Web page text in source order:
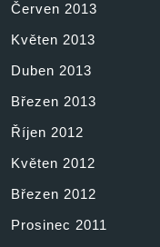
Červen 2013
Květen 2013
Duben 2013
Březen 2013
Říjen 2012
Květen 2012
Březen 2012
Prosinec 2011